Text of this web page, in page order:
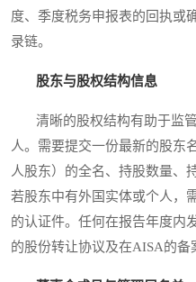
度、季度税务申报表的回执或
录链。
股东与股权结构信息
清晰的股权结构有助于监管
人。需要提交一份最新的股东
人股东）的全名、持股数量、
若股东中有外国实体或个人，
的认证件。任何在报告年度内
的股份转让协议及在AISA的备